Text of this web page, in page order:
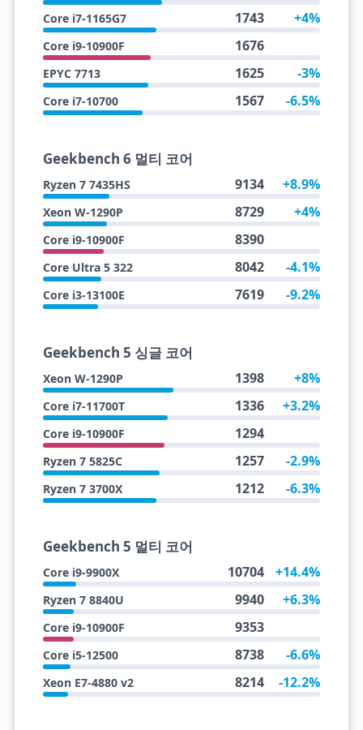
Core i7-1165G7 1743 +4%
Core i9-10900F 1676
EPYC 7713 1625 -3%
Core i7-10700 1567 -6.5%
Geekbench 6 멀티 코어
Ryzen 7 7435HS 9134 +8.9%
Xeon W-1290P 8729 +4%
Core i9-10900F 8390
Core Ultra 5 322 8042 -4.1%
Core i3-13100E 7619 -9.2%
Geekbench 5 싱글 코어
Xeon W-1290P 1398 +8%
Core i7-11700T 1336 +3.2%
Core i9-10900F 1294
Ryzen 7 5825C 1257 -2.9%
Ryzen 7 3700X 1212 -6.3%
Geekbench 5 멀티 코어
Core i9-9900X 10704 +14.4%
Ryzen 7 8840U 9940 +6.3%
Core i9-10900F 9353
Core i5-12500 8738 -6.6%
Xeon E7-4880 v2 8214 -12.2%